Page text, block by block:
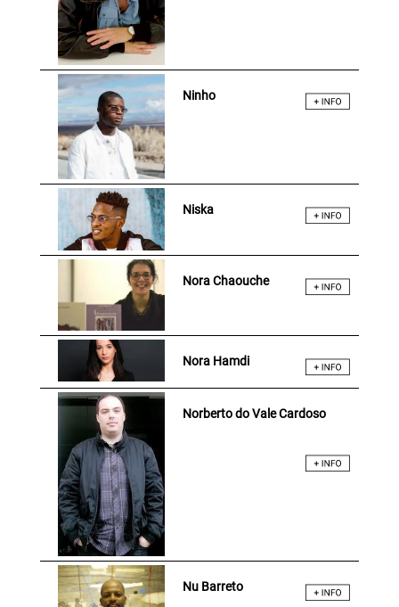
Ninho
Niska
Nora Chaouche
Nora Hamdi
Norberto do Vale Cardoso
Nu Barreto